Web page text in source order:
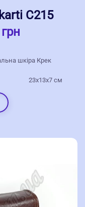
С215
шкіра Крек
23х13х7 см